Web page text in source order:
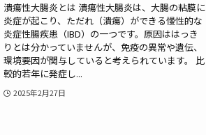
潰瘍性大腸炎とは 潰瘍性大腸炎は、大腸の粘膜に
炎症が起こり、ただれ（潰瘍）ができる慢性的な
炎症性腸疾患（IBD）の一つです。原因ははっき
りとは分かっていませんが、免疫の異常や遺伝、
環境要因が関与していると考えられています。 比
較的若年に発症し...
2025年2月27日